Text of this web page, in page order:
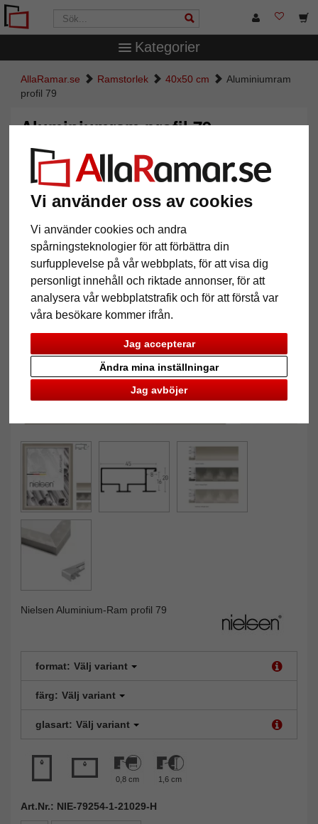
Vi använder oss av cookies
Vi använder cookies och andra
spårningsteknologier för att förbättra din
surfupplevelse på vår webbplats, för att visa dig
personligt innehåll och riktade annonser, för att
analysera vår webbplatstrafik och för att förstå var
våra besökare kommer ifrån.
Jag accepterar
Jag avböjer
Ändra mina inställningar
Kategorier
AllaRamar.se Ramstorlek 40x50 cm
Aluminiumram
profil 79
Aluminiumram profil 79
Tillbaka
Nielsen Aluminium-Ram profil 79
format: Välj variant
färg: Välj variant
glasart: Välj variant
0,8 cm 1,6 cm
Art.Nr.: NIE-79254-1-21029-H